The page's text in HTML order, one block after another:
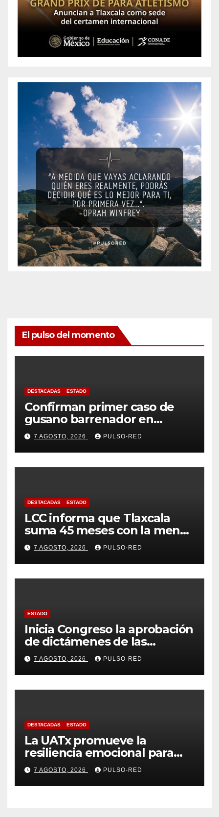
El pulso del momento
DESTACADAS ESTADO
Confirman primer caso de
gusano barrenador en
humano en Tlaxcala
7 AGOSTO, 2026 PULSO-RED
DESTACADAS ESTADO
LCC informa que Tlaxcala
suma 45 meses con la menor
tasa de delitos en el país
7 AGOSTO, 2026 PULSO-RED
ESTADO
Inicia Congreso la aprobación
de dictámenes de las
cuentas públicas de entes
fiscalizables del ejercicio
fiscal 2025
7 AGOSTO, 2026 PULSO-RED
DESTACADAS ESTADO
La UATx promueve la
resiliencia emocional para
fortalecer salud y bienestar
de estudiantes y docentes
7 AGOSTO, 2026 PULSO-RED